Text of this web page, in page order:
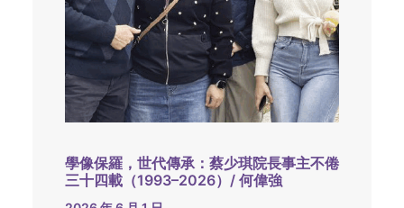
學像保羅，世代傳承：蔡少琪院長事主不倦
三十四載（1993–2026）/ 何偉強